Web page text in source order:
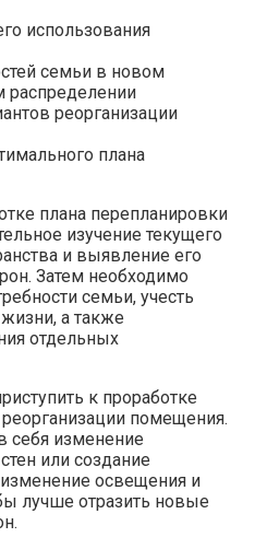
использования
семьи в новом
распределении
реорганизации
плана
плана перепланировки
изучение текущего
и выявление его
Затем необходимо
семьи, учесть
а также
отдельных
к проработке
помещения.
себя изменение
или создание
освещения и
лучше отразить новые